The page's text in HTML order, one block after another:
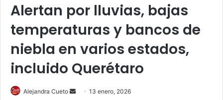
Alertan por lluvias, bajas
temperaturas y bancos de
niebla en varios estados,
incluido Querétaro
Alejandra Cueto
Send13 enero, 2026